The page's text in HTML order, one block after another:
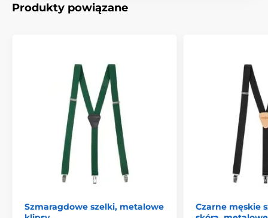
Produkty powiązane
Szmaragdowe szelki, metalowe
Czarne męskie